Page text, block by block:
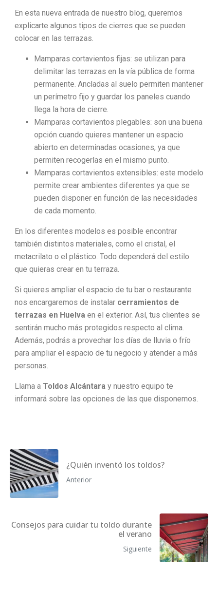
En esta nueva entrada de nuestro blog, queremos
explicarte algunos tipos de cierres que se pueden
colocar en las terrazas.
Mamparas cortavientos fijas: se utilizan para
delimitar las terrazas en la vía pública de forma
permanente. Ancladas al suelo permiten mantener
un perímetro fijo y guardar los paneles cuando
llega la hora de cierre.
Mamparas cortavientos plegables: son una buena
opción cuando quieres mantener un espacio
abierto en determinadas ocasiones, ya que
permiten recogerlas en el mismo punto.
Mamparas cortavientos extensibles: este modelo
permite crear ambientes diferentes ya que se
pueden disponer en función de las necesidades
de cada momento.
En los diferentes modelos es posible encontrar
también distintos materiales, como el cristal, el
metacrilato o el plástico. Todo dependerá del estilo
que quieras crear en tu terraza.
Si quieres ampliar el espacio de tu bar o restaurante
nos encargaremos de instalar cerramientos de
terrazas en Huelva en el exterior. Así, tus clientes se
sentirán mucho más protegidos respecto al clima.
Además, podrás a provechar los días de lluvia o frío
para ampliar el espacio de tu negocio y atender a más
personas.
Llama a Toldos Alcántara y nuestro equipo te
informará sobre las opciones de las que disponemos.
¿Quién inventó los toldos?
Anterior
Consejos para cuidar tu toldo durante
el verano
Siguiente